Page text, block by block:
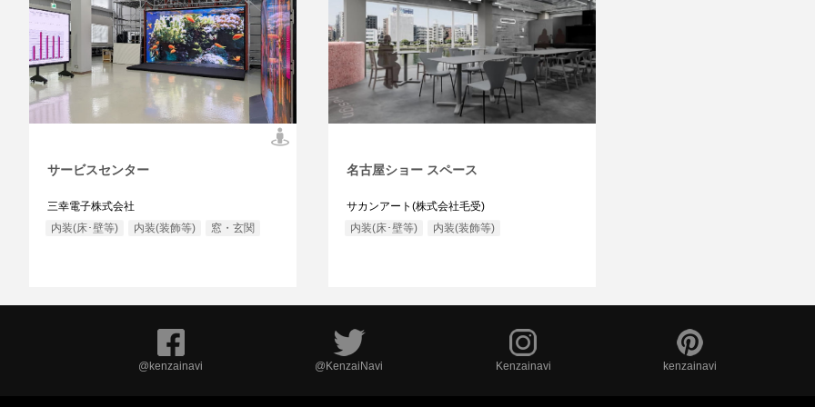
サービスセンター
三幸電子株式会社
内装(床･壁等)
内装(装飾等) 窓・玄関
名古屋ショー スペース
サカンアート(株式会社毛受)
内装(床･壁等)
内装(装飾等)
@kenzainavi @KenzaiNavi Kenzainavi kenzainavi